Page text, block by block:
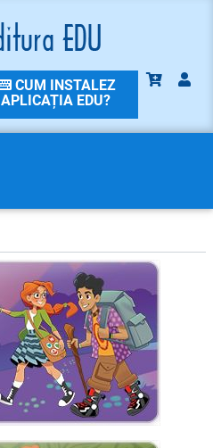
CUM INSTALEZ
APLICAȚIA EDU?